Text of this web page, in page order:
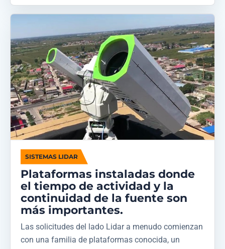
SISTEMAS LIDAR
Plataformas instaladas donde
el tiempo de actividad y la
continuidad de la fuente son
más importantes.
Las solicitudes del lado Lidar a menudo comienzan
con una familia de plataformas conocida, un